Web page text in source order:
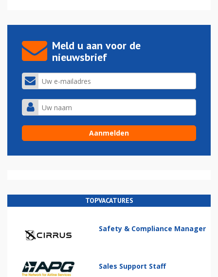
Meld u aan voor de
nieuwsbrief
TOPVACATURES
Safety & Compliance Manager
Sales Support Staff